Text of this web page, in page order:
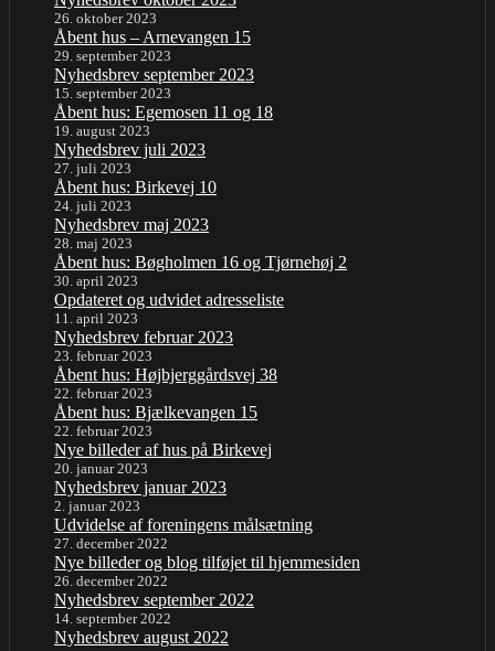
26. oktober 2023
Åbent hus – Arnevangen 15
29. september 2023
Nyhedsbrev september 2023
15. september 2023
Åbent hus: Egemosen 11 og 18
19. august 2023
Nyhedsbrev juli 2023
27. juli 2023
Åbent hus: Birkevej 10
24. juli 2023
Nyhedsbrev maj 2023
28. maj 2023
Åbent hus: Bøgholmen 16 og Tjørnehøj 2
30. april 2023
Opdateret og udvidet adresseliste
11. april 2023
Nyhedsbrev februar 2023
23. februar 2023
Åbent hus: Højbjerggårdsvej 38
22. februar 2023
Åbent hus: Bjælkevangen 15
22. februar 2023
Nye billeder af hus på Birkevej
20. januar 2023
Nyhedsbrev januar 2023
2. januar 2023
Udvidelse af foreningens målsætning
27. december 2022
Nye billeder og blog tilføjet til hjemmesiden
26. december 2022
Nyhedsbrev september 2022
14. september 2022
Nyhedsbrev august 2022